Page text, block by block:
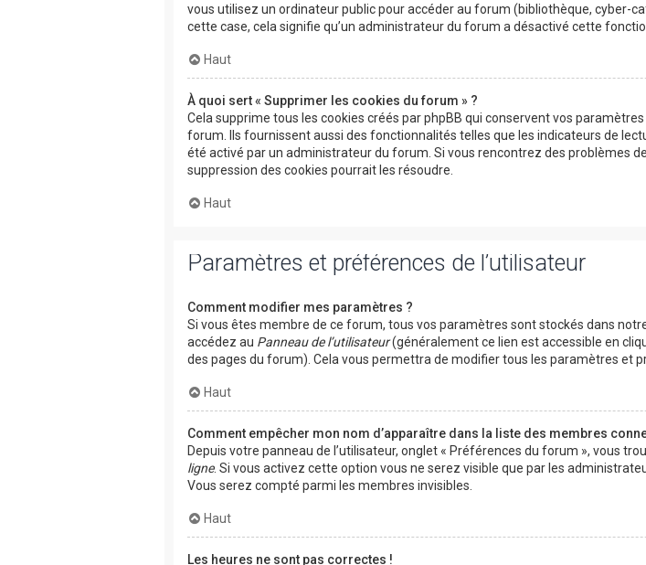
vous utilisez un ordinateur public pour accéder au forum (bibliothèque, cyber-
cette case, cela signifie qu’un administrateur du forum a désactivé cette
Haut
À quoi sert « Supprimer les cookies du forum » ?
Cela supprime tous les cookies créés par phpBB qui conservent vos
forum. Ils fournissent aussi des fonctionnalités telles que les indicateurs de
été activé par un administrateur du forum. Si vous rencontrez des problèmes
suppression des cookies pourrait les résoudre.
Haut
Paramètres et préférences de l’utilisateur
Comment modifier mes paramètres ?
Si vous êtes membre de ce forum, tous vos paramètres sont stockés dans
accédez au Panneau de l’utilisateur(généralement ce lien est accessible en
des pages du forum). Cela vous permettra de modifier tous les paramètres et
Haut
Comment empêcher mon nom d’apparaître dans la liste des membres
Depuis votre panneau de l’utilisateur, onglet « Préférences du forum », vous
ligne. Si vous activez cette option vous ne serez visible que par les
Vous serez compté parmi les membres invisibles.
Haut
Les heures ne sont pas correctes !